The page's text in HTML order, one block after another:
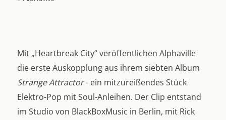
Mit „Heartbreak City“ veröffentlichen Alphaville
die erste Auskopplung aus ihrem siebten Album
Strange Attractor- ein mitzureißendes Stück
Elektro-Pop mit Soul-Anleihen. Der Clip entstand
im Studio von BlackBoxMusic in Berlin, mit Rick